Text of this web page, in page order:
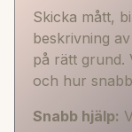
Skicka mått,
beskrivning
på rätt grund.
och hur
Snabb hjälp: